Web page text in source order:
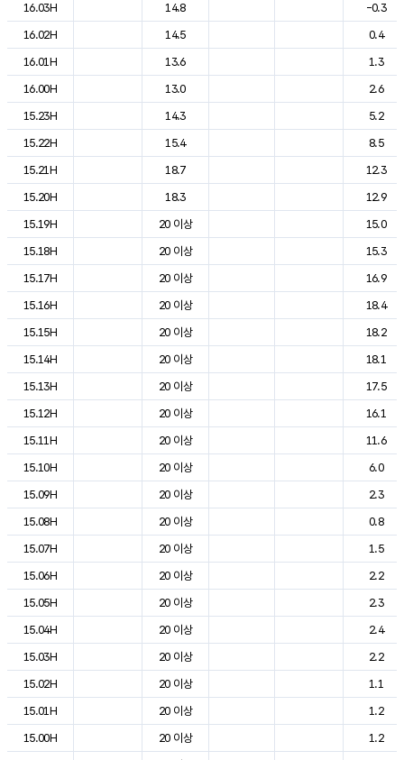
16.03H
14.8
-0.3
16.02H
14.5
0.4
16.01H
13.6
1.3
16.00H
13.0
2.6
15.23H
14.3
5.2
15.22H
15.4
8.5
15.21H
18.7
12.3
15.20H
18.3
12.9
15.19H
20 이상
15.0
15.18H
20 이상
15.3
15.17H
20 이상
16.9
15.16H
20 이상
18.4
15.15H
20 이상
18.2
15.14H
20 이상
18.1
15.13H
20 이상
17.5
15.12H
20 이상
16.1
15.11H
20 이상
11.6
15.10H
20 이상
6.0
15.09H
20 이상
2.3
15.08H
20 이상
0.8
15.07H
20 이상
1.5
15.06H
20 이상
2.2
15.05H
20 이상
2.3
15.04H
20 이상
2.4
15.03H
20 이상
2.2
15.02H
20 이상
1.1
15.01H
20 이상
1.2
15.00H
20 이상
1.2